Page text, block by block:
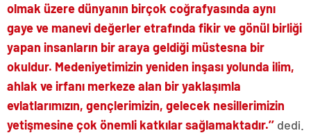
olmak üzere dünyanın birçok coğrafyasında aynı
gaye ve manevi değerler etrafında fikir ve gönül birliği
yapan insanların bir araya geldiği müstesna bir
okuldur. Medeniyetimizin yeniden inşası yolunda ilim,
ahlak ve irfanı merkeze alan bir yaklaşımla
evlatlarımızın, gençlerimizin, gelecek nesillerimizin
yetişmesine çok önemli katkılar sağlamaktadır.’’ dedi.